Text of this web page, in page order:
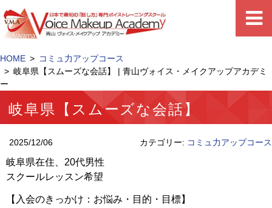
HOME
コミュ力アップコース
岐阜県【スムーズな会話】 | 青山ヴォイス・メイクアップアカデミ
ー
岐阜県【スムーズな会話】
2025/12/06 カテゴリー: コミュ力アップコース
岐阜県在住、20代男性
スクールレッスン希望
【入会のきっかけ：お悩み・目的・目標】